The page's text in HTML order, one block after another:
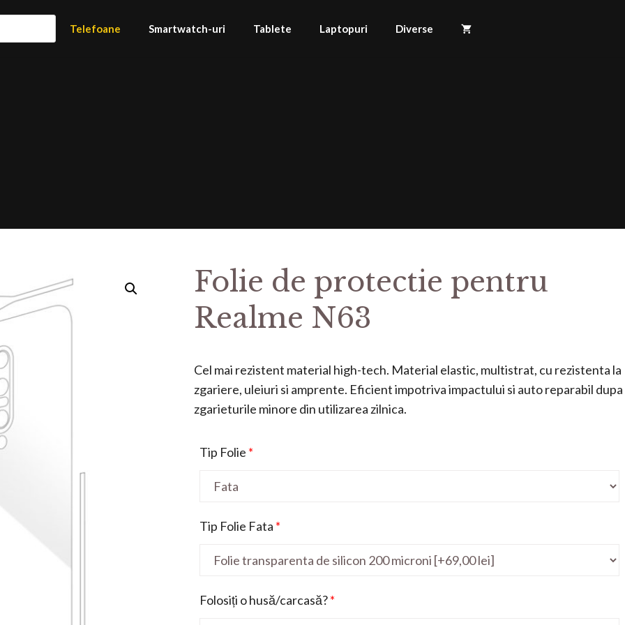
Telefoane Smartwatch-uri Tablete Laptopuri Diverse
Folie de protectie pentru
Realme N63
Cel mai rezistent material high-tech. Material elastic, multistrat, cu rezistenta la
zgariere, uleiuri si amprente. Eficient impotriva impactului si auto reparabil dupa
zgarieturile minore din utilizarea zilnica.
Tip Folie *
Tip Folie Fata *
Folosiți o husă/carcasă?*